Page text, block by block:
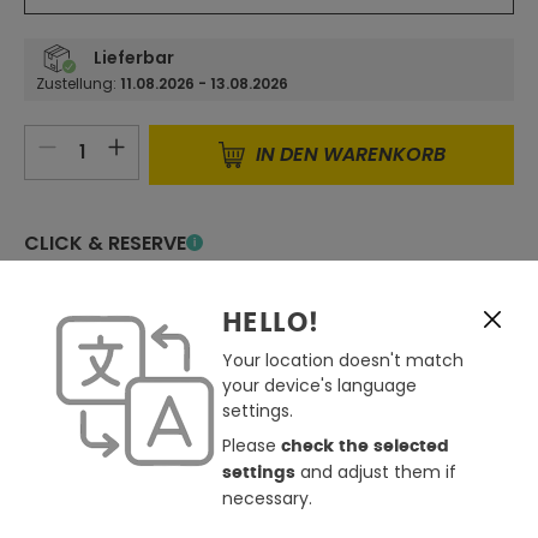
Lieferbar
Zustellung: 11.08.2026 - 13.08.2026
Produkt Anzahl: Gib den
IN DEN WARENKORB
CLICK & RESERVE
Derzeit in keinem Store verfügbar
Store auswählen
Zum Merkzettel hinzufügen
Günstiger gesehen ?
Frage zum Produkt
HELLO!
Your location doesn't match
your device's language
settings.
Please check the selected
settings and adjust them if
necessary.